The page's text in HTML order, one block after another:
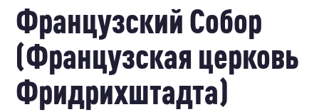
Французский Собор
(Французская церковь
Фридрихштадта)